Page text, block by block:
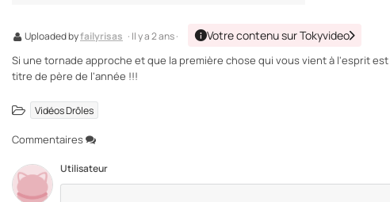
Uploaded byfailyrisas · Il y a 2 ans · Votre contenu sur Tokyvideo
Si une tornade approche et que la première chose qui vous vient à l'esprit
titre de père de l'année !!!
Vidéos Drôles
Commentaires
Utilisateur